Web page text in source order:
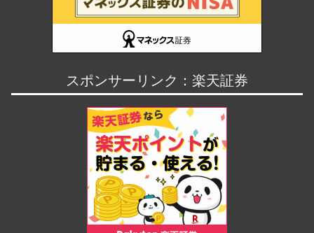
スポンサーリンク：楽天証券